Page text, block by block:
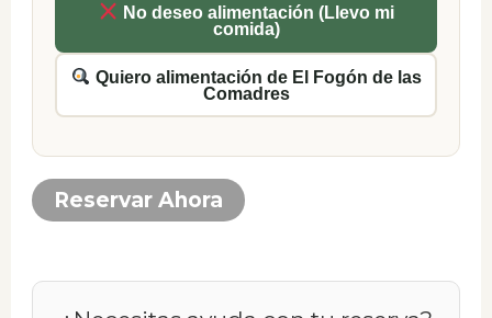
No deseo alimentación (Llevo mi
comida)
Quiero alimentación de El Fogón de las
Comadres
Reservar Ahora